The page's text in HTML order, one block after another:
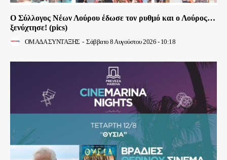
Ο Σύλλογος Νέων Λούρου έδωσε τον ρυθμό και ο Λούρος…
ξενύχτησε! (pics)
ΟΜΑΔΑ ΣΥΝΤΑΞΗΣ - Σάββατο 8 Αυγούστου 2026 - 10:18